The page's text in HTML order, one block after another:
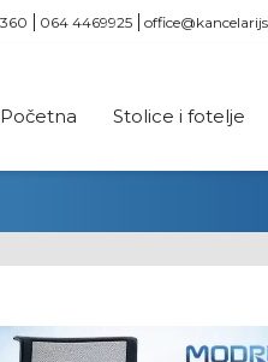
064 4469925
Početna Stolice i fotelje